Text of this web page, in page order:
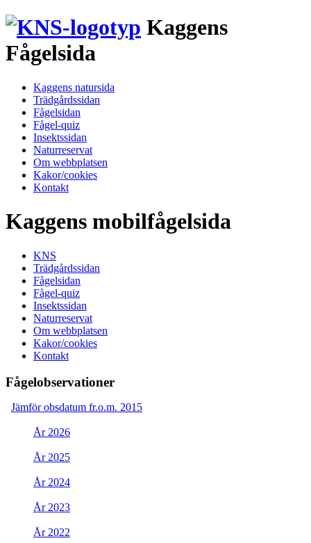
Kaggens
Fågelsida
Kaggens natursida
Trädgårdssidan
Fågelsidan
Fågel-quiz
Insektssidan
Naturreservat
Om webbplatsen
Kakor/cookies
Kontakt
Kaggens mobilfågelsida
KNS
Trädgårdssidan
Fågelsidan
Fågel-quiz
Insektssidan
Naturreservat
Om webbplatsen
Kakor/cookies
Kontakt
Fågelobservationer
Jämför obsdatum fr.o.m. 2015
År 2026
År 2025
År 2024
År 2023
År 2022